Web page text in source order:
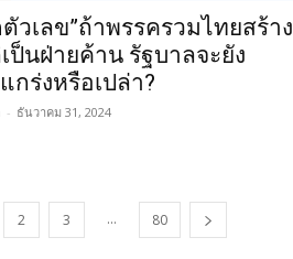
ตัวเลข”ถ้าพรรครวมไทยสร้าง
ป็นฝ่ายค้าน รัฐบาลจะยัง
กร่งหรือเปล่า?
- ธันวาคม 31, 2024
2 3 ... 80